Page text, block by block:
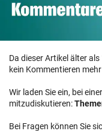
Da dieser Artikel älter
kein Kommentieren
Wir laden Sie ein, bei
mitzudiskutieren:
Bei Fragen können Sie